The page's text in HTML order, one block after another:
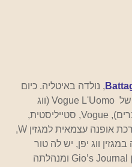
, נולדה באיטליה. כיום
היא העורכת של  Vogue L'Uomo (ווג
האיטלקי לגברים), Vogue, סטייליסטית,
מועסקת כעורכת אופנה עצמאית למגזין W,
ווג יפן, יש לה טור
חודשי במגזין Gio’s Journal ומנהלתה